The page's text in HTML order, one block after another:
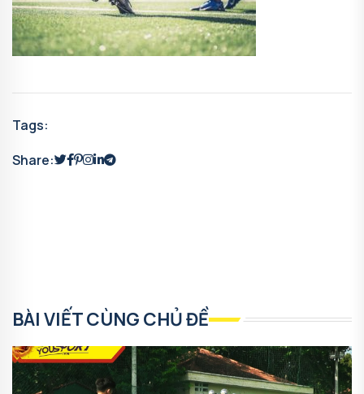
Tags:
Share:
BÀI VIẾT CÙNG CHỦ ĐỀ